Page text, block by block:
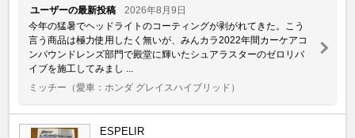
ユーザーの最新投稿
2026年8月9日
今年の猛暑でヘッドライトのコーティングが剥がれてきた。こう
言う商品は極力使用したく無いが、みんカラ2022年間カーケアコ
ンパウンドレンズ部門で殿堂に輝いたシュアラスターのゼロリバ
イブを施工してみまし ...
ミッチー （愛車：ホンダ グレイスハイブリッド）
ESPELIR